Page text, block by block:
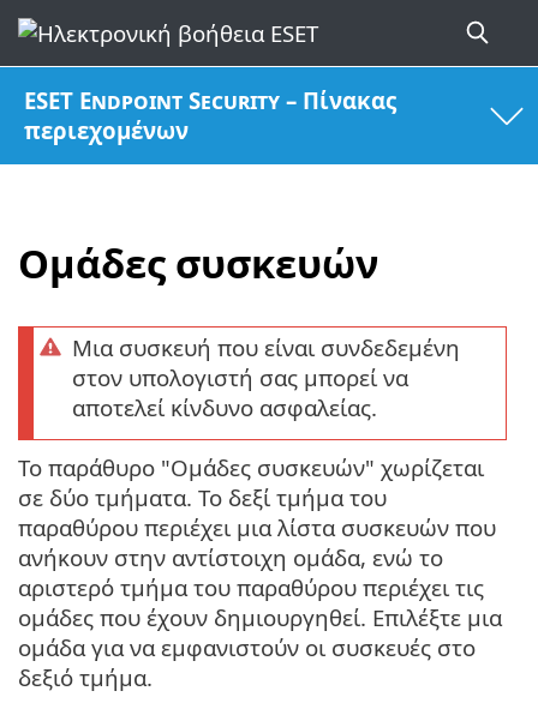
ESET Endpoint Security – Πίνακας
περιεχομένων
Ομάδες συσκευών
Μια συσκευή που είναι συνδεδεμένη
στον υπολογιστή σας μπορεί να
αποτελεί κίνδυνο ασφαλείας.
Το παράθυρο "Ομάδες συσκευών" χωρίζεται
σε δύο τμήματα. Το δεξί τμήμα του
παραθύρου περιέχει μια λίστα συσκευών που
ανήκουν στην αντίστοιχη ομάδα, ενώ το
αριστερό τμήμα του παραθύρου περιέχει τις
ομάδες που έχουν δημιουργηθεί. Επιλέξτε μια
ομάδα για να εμφανιστούν οι συσκευές στο
δεξιό τμήμα.